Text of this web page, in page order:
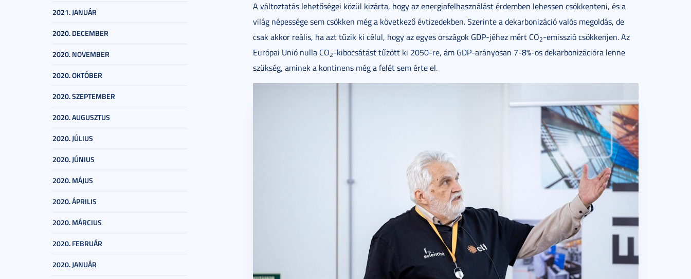
2021. JANUÁR
2020. DECEMBER
2020. NOVEMBER
2020. OKTÓBER
2020. SZEPTEMBER
2020. AUGUSZTUS
2020. JÚLIUS
2020. JÚNIUS
2020. MÁJUS
2020. ÁPRILIS
2020. MÁRCIUS
2020. FEBRUÁR
2020. JANUÁR
A változtatás lehetőségei közül kizárta, hogy az energiafelhasználást érdemben lehessen csökkenteni, és a
világ népessége sem csökken még a következő évtizedekben. Szerinte a dekarbonizáció valós megoldás, de
csak akkor reális, ha azt tűzik ki célul, hogy az egyes országok GDP-jéhez mért CO2-emisszió csökkenjen. Az
Európai Unió nulla CO2-kibocsátást tűzött ki 2050-re, ám GDP-arányosan 7-8%-os dekarbonizációra lenne
szükség, aminek a kontinens még a felét sem érte el.